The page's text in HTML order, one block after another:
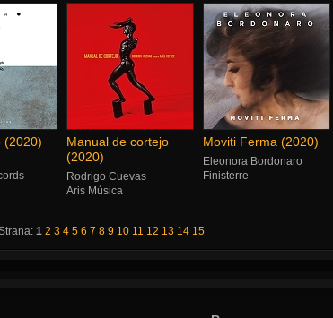
(2020)
Manual de cortejo
(2020)
Rodrigo Cuevas
Aris Música
Moviti Ferma (2020)
Eleonora Bordonaro
Finisterre
1 2 3 4 5 6 7 8 9 10 11 12 13 14 15